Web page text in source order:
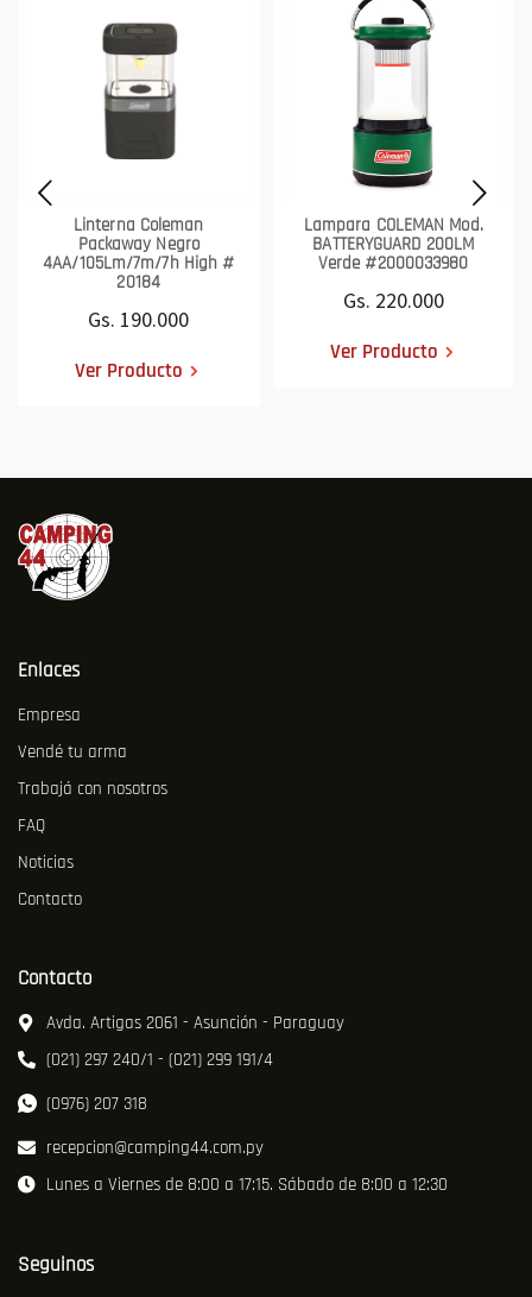
Linterna Coleman
Packaway Negro
4AA/105Lm/7m/7h High #
20184
Gs. 190.000
Ver Producto
Lampara COLEMAN Mod.
BATTERYGUARD 200LM
Verde #2000033980
Gs. 220.000
Ver Producto
Enlaces
Empresa
Vendé tu arma
Trabajá con nosotros
FAQ
Noticias
Contacto
Contacto
Avda. Artigas 2061 - Asunción - Paraguay
(021) 297 240/1 - (021) 299 191/4
(0976) 207 318
recepcion@camping44.com.py
Lunes a Viernes de 8:00 a 17:15. Sábado de 8:00 a 12:30
Seguinos